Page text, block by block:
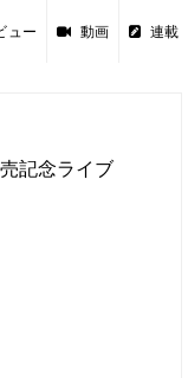
ュー 動画 連載
記念ライブ